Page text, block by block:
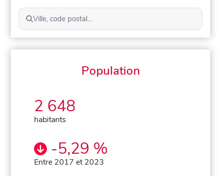
Ville, code postal...
Population
2 648
habitants
-5,29 %
Entre 2017 et 2023